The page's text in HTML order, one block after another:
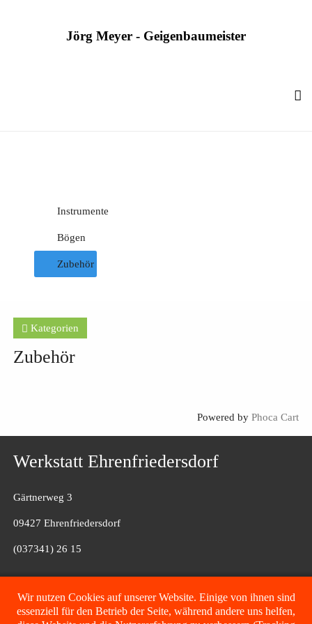
Jörg Meyer - Geigenbaumeister
Instrumente
Bögen
Zubehör
Kategorien
Zubehör
Powered byPhoca Cart
Werkstatt Ehrenfriedersdorf
Gärtnerweg 3
09427 Ehrenfriedersdorf
(037341) 26 15
Filiale Fulda
Wir nutzen Cookies auf unserer Website. Einige von ihnen sind
essenziell für den Betrieb der Seite, während andere uns helfen,